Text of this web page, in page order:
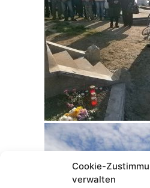
Cookie-
verwalten